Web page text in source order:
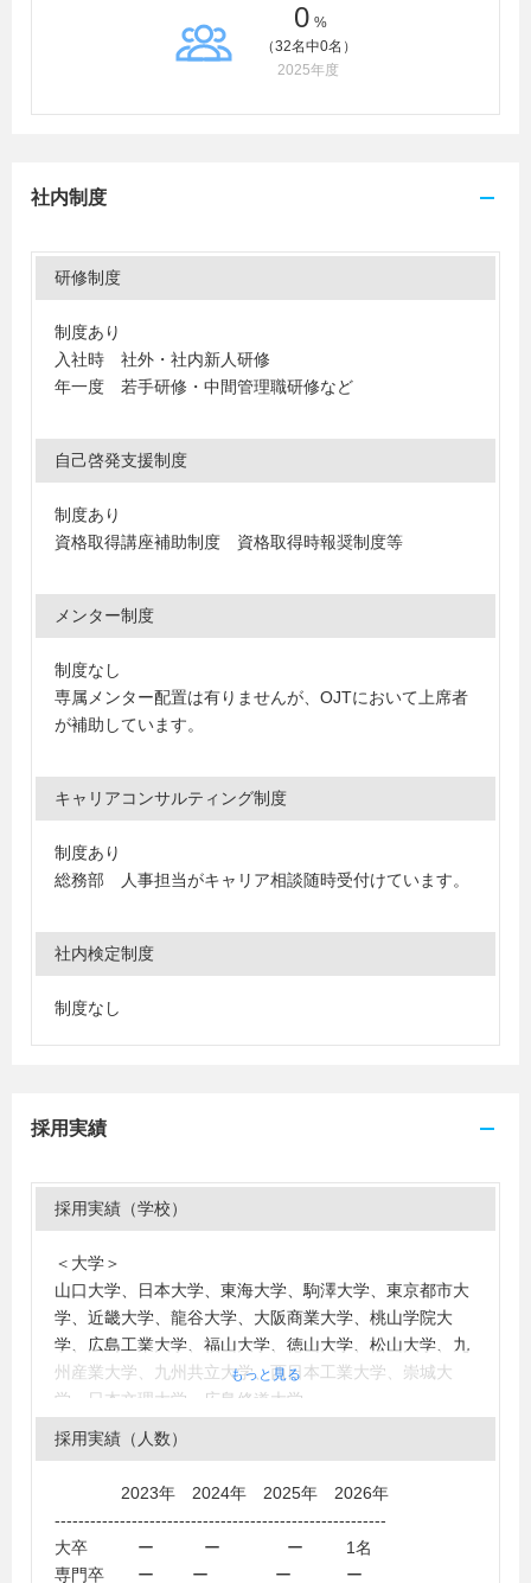
0 %
（32名中0名）
2025年度
社内制度
研修制度
制度あり
入社時 社外・社内新人研修
年一度 若手研修・中間管理職研修など
自己啓発支援制度
制度あり
資格取得講座補助制度 資格取得時報奨制度等
メンター制度
制度なし
専属メンター配置は有りませんが、OJTにおいて上席者
が補助しています。
キャリアコンサルティング制度
制度あり
総務部 人事担当がキャリア相談随時受付けています。
社内検定制度
制度なし
採用実績
採用実績（学校）
＜大学＞
山口大学、日本大学、東海大学、駒澤大学、東京都市大
学、近畿大学、龍谷大学、大阪商業大学、桃山学院大
学、広島工業大学、福山大学、徳山大学、松山大学、九
州産業大学、九州共立大学、西日本工業大学、崇城大
学、日本文理大学、広島修道大学
＜短大・高専・専門学校＞
徳山工業高等専門学校、広島工業大学専門学校
もっと見る
採用実績（人数）
2023年 2024年 2025年 2026年
--------------------------------------------------------
大卒 ー ー ー 1名
専門卒 ー ー ー ー